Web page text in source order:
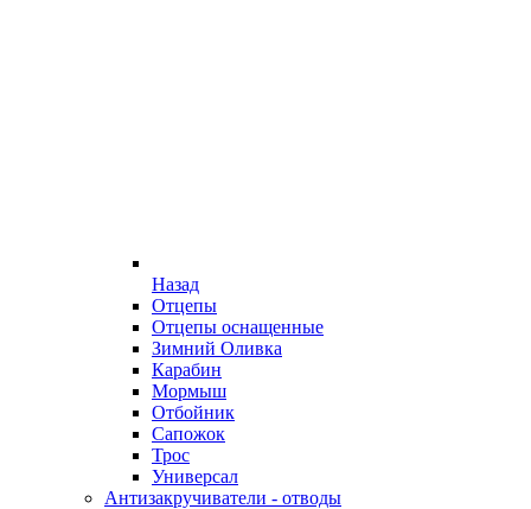
Назад
Отцепы
Отцепы оснащенные
Зимний Оливка
Карабин
Мормыш
Отбойник
Сапожок
Трос
Универсал
Антизакручиватели - отводы